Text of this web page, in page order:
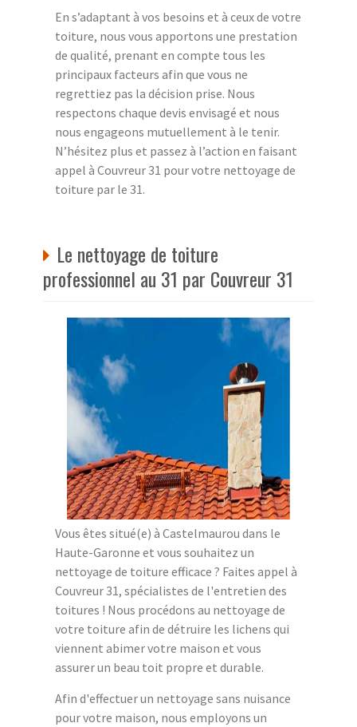
En s’adaptant à vos besoins et à ceux de votre
toiture, nous vous apportons une prestation
de qualité, prenant en compte tous les
principaux facteurs afin que vous ne
regrettiez pas la décision prise. Nous
respectons chaque devis envisagé et nous
nous engageons mutuellement à le tenir.
N’hésitez plus et passez à l’action en faisant
appel à Couvreur 31 pour votre nettoyage de
toiture par le 31.
Le nettoyage de toiture
professionnel au 31 par Couvreur 31
Vous êtes situé(e) à Castelmaurou dans le
Haute-Garonne et vous souhaitez un
nettoyage de toiture efficace ? Faites appel à
Couvreur 31, spécialistes de l'entretien des
toitures ! Nous procédons au nettoyage de
votre toiture afin de détruire les lichens qui
viennent abimer votre maison et vous
assurer un beau toit propre et durable.
Afin d'effectuer un nettoyage sans nuisance
pour votre maison, nous employons un